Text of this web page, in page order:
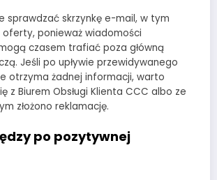
sprawdzać skrzynkę e-mail, w tym
ponieważ wiadomości
czasem trafiać poza główną
Jeśli po upływie przewidywanego
otrzyma żadnej informacji, warto
z Biurem Obsługi Klienta CCC albo ze
złożono reklamację.
po pozytywnej